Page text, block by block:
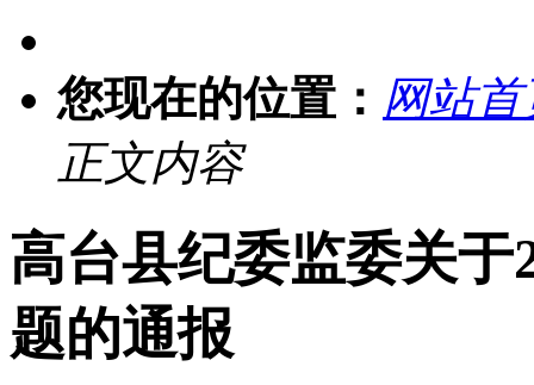
您现在的位置： 网站首
正文内容
高台县纪委监委关
题的通报